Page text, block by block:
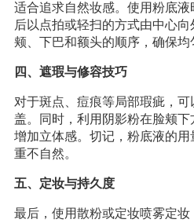
适合追求自然妆感。使用粉底
后以点拍或轻扫的方式由中心向
颊、下巴和额头的顺序，确保均
四、遮瑕与修容技巧
对于斑点、痘痕等局部瑕疵，
盖。同时，利用阴影粉在脸颊下
增加立体感。切记，粉底液的
重不自然。
五、定妆与持久度
最后，使用散粉或定妆喷雾定